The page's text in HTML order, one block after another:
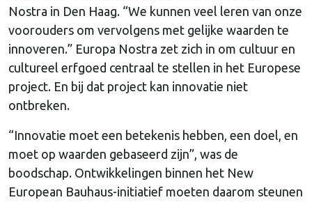
Nostra in Den Haag. “We kunnen veel leren van onze
voorouders om vervolgens met gelijke waarden te
innoveren.” Europa Nostra zet zich in om cultuur en
cultureel erfgoed centraal te stellen in het Europese
project. En bij dat project kan innovatie niet
ontbreken.
“Innovatie moet een betekenis hebben, een doel, en
moet op waarden gebaseerd zijn”, was de
boodschap. Ontwikkelingen binnen het New
European Bauhaus-initiatief moeten daarom steunen